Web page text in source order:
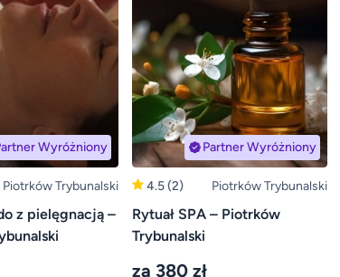
Wyróżniony
Piotrków Trybunalski
z pielęgnacją –
Partner Wyróżniony
4.5(2) Piotrków Trybunalski
Rytuał SPA – Piotrków
Trybunalski
za 380 zł